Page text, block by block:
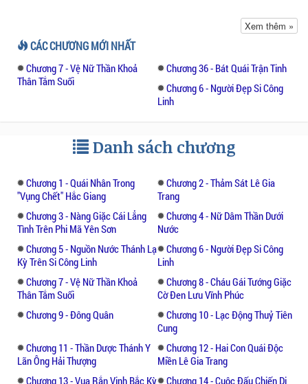
Ba năm qua. Con gái đẹp nhà giàu vẫn mất
tích mỗi tuần trăng, mất ít nhất mấy người.
Canh giữ đến mấy vẫn biến mất sau một cơn
gió thoảng, dân sơn cước cũng cho là “Vụng
chết” có thuỷ quái thành tinh, các tù trưởng
có thầy Mo, mụ Ké tới Vụng tróc tà, pháp sư
Một đêm vào trung tuần tháng tám gió lộng
Văn Phong đèn nến sáng trưng, quan khách
Tây Tàu Thái Kinh ra vào tấp nập gia nhân
chạy ngược chạy xuôi phục dịch, gái hầu tha
thướt qua lại, các cô nàng phá lĩnh quét sàn
đang xoè quạt, xoè khăn, khèn lâu dìu dặt
thanh âm nguyên thuỷ chờn vờn... Họ Đèo
mở đại hội mừng ngày sinh nhật cô gái thứ
ba Đèo Nguyệt Tú. Rượu cần đã cạn mấy vò,
tiếng ca chúc của cô nàng mác sừng trâu
chuốc rượu bốc lên cao vút như tiếng linh
hồn đèo núi chênh vênh.
Xem thêm »
CÁC CHƯƠNG MỚI NHẤT
Chương 7 - Vệ Nữ Thần Khoả
Thân Tắm Suối
Chương 36 - Bát Quái Trận Tinh
Chương 6 - Người Đẹp Si Công
Linh
Danh sách chương
Chương 1 - Quái Nhân Trong
"vụng Chết" Hắc Giang
Chương 2 - Thảm Sát Lê Gia
Trang
Chương 3 - Nàng Giặc Cái Lẳng
Tình Trên Phi Mã Yên Sơn
Chương 4 - Nữ Dâm Thần Dưới
Nước
Chương 5 - Nguồn Nước Thánh Lạ
Kỳ Trên Si Công Linh
Chương 6 - Người Đẹp Si Công
Linh
Chương 7 - Vệ Nữ Thần Khoả
Thân Tắm Suối
Chương 8 - Cháu Gái Tướng Giặc
Cờ Đen Lưu Vĩnh Phúc
Chương 9 - Đông Quân
Chương 10 - Lạc Động Thuỷ Tiên
Cung
Chương 11 - Thần Dược Thánh Y
Lãn Ông Hải Thượng
Chương 12 - Hai Con Quái Độc
Miền Lê Gia Trang
Chương 13 - Vua Rắn Vịnh Bắc Kỳ
Chương 14 - Cuộc Đấu Chiến Dị